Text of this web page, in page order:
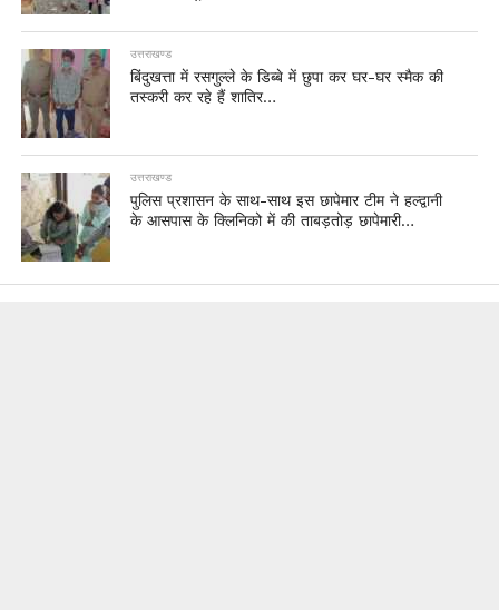
उत्तराखण्ड
बिंदुखत्ता में रसगुल्ले के डिब्बे में छुपा कर घर-घर स्मैक की
तस्करी कर रहे हैं शातिर…
उत्तराखण्ड
पुलिस प्रशासन के साथ-साथ इस छापेमार टीम ने हल्द्वानी
के आसपास के क्लिनिको में की ताबड़तोड़ छापेमारी…